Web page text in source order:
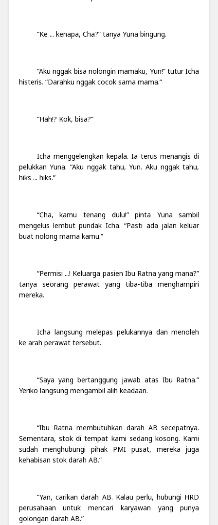
“Ke ... kenapa, Cha?” tanya Yuna bingung.
“Aku nggak bisa nolongin mamaku, Yun!” tutur Icha
histeris. “Darahku nggak cocok sama mama.”
“Hah!? Kok, bisa?”
Icha menggelengkan kepala. Ia terus menangis di
pelukkan Yuna. “Aku nggak tahu, Yun. Aku nggak tahu,
hiks ... hiks.”
“Cha, kamu tenang dulu!” pinta Yuna sambil
mengelus lembut pundak Icha. “Pasti ada jalan keluar
buat nolong mama kamu.”
“Permisi ...! Keluarga pasien Ibu Ratna yang mana?”
tanya seorang perawat yang tiba-tiba menghampiri
mereka.
Icha langsung melepas pelukannya dan menoleh
ke arah perawat tersebut.
“Saya yang bertanggung jawab atas Ibu Ratna.”
Yeriko langsung mengambil alih keadaan.
“Ibu Ratna membutuhkan darah AB secepatnya.
Sementara, stok di tempat kami sedang kosong. Kami
sudah menghubungi pihak PMI pusat, mereka juga
kehabisan stok darah AB.”
“Yan, carikan darah AB. Kalau perlu, hubungi HRD
perusahaan untuk mencari karyawan yang punya
golongan darah AB.”